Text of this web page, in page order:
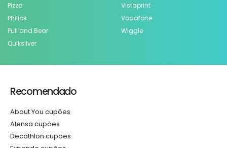
Pizza
Philips
Pull and Bear
Quiksilver
Vistaprint
Vodafone
Wiggle
Recomendado
About You cupões
Alensa cupões
Decathlon cupões